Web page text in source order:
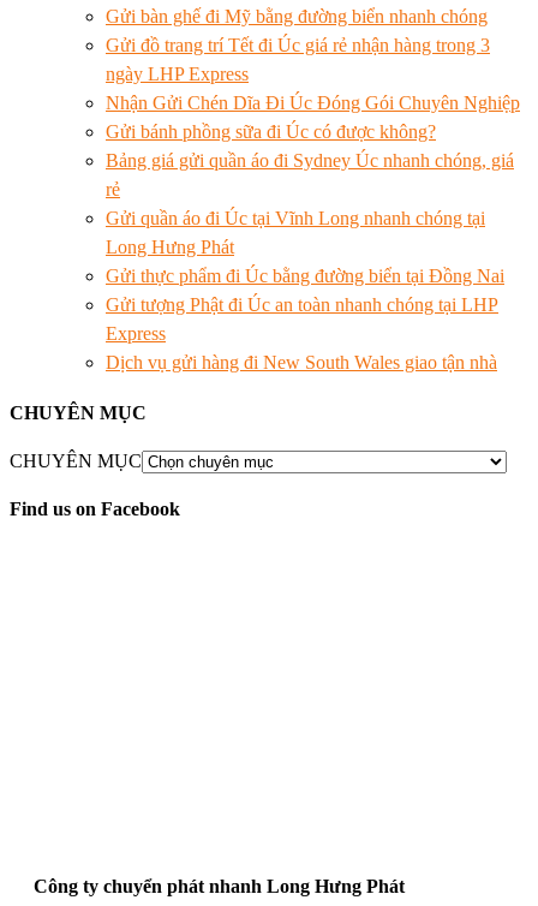
Gửi bàn ghế đi Mỹ bằng đường biển nhanh chóng
Gửi đồ trang trí Tết đi Úc giá rẻ nhận hàng trong 3
ngày LHP Express
Nhận Gửi Chén Dĩa Đi Úc Đóng Gói Chuyên Nghiệp
Gửi bánh phồng sữa đi Úc có được không?
Bảng giá gửi quần áo đi Sydney Úc nhanh chóng, giá
rẻ
Gửi quần áo đi Úc tại Vĩnh Long nhanh chóng tại
Long Hưng Phát
Gửi thực phẩm đi Úc bằng đường biển tại Đồng Nai
Gửi tượng Phật đi Úc an toàn nhanh chóng tại LHP
Express
Dịch vụ gửi hàng đi New South Wales giao tận nhà
CHUYÊN MỤC
CHUYÊN MỤC
Find us on Facebook
Công ty chuyển phát nhanh Long Hưng Phát